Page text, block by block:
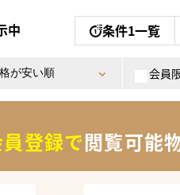
中 条件1一覧
会員
登録で閲覧可能